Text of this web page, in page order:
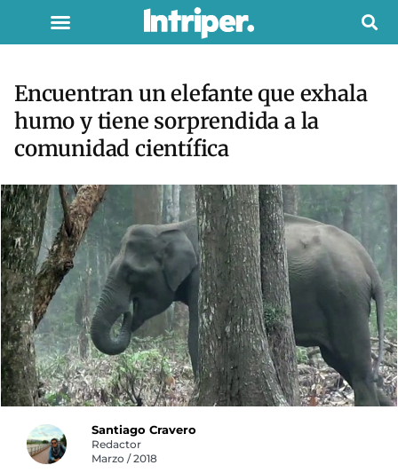
Encuentran un elefante que exhala
humo y tiene sorprendida a la
comunidad científica
Santiago Cravero
Redactor
Marzo / 2018